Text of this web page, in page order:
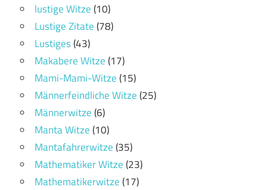
lustige Witze(10)
Lustige Zitate(78)
Lustiges(43)
Makabere Witze(17)
Mami-Mami-Witze(15)
Männerfeindliche Witze(25)
Männerwitze(6)
Manta Witze(10)
Mantafahrerwitze(35)
Mathematiker Witze(23)
Mathematikerwitze(17)